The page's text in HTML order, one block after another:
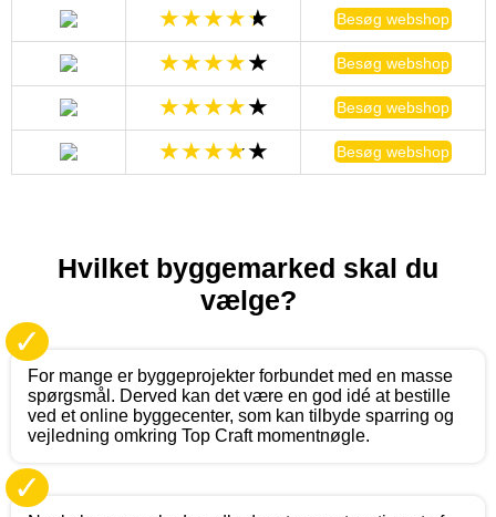
Besøg webshop
Besøg webshop
Besøg webshop
Besøg webshop
Hvilket byggemarked skal du
vælge?
✓
For mange er byggeprojekter forbundet med en masse
spørgsmål. Derved kan det være en god idé at bestille
ved et online byggecenter, som kan tilbyde sparring og
vejledning omkring Top Craft momentnøgle.
✓